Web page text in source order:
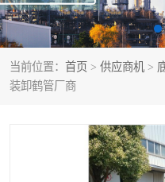
当前位置： 首页 > 供应商机 >
装卸鹤管厂商
液氨鹤管
鹤管配件
撬装系统设备